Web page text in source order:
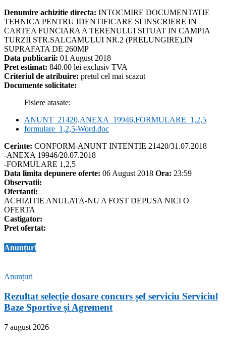
Denumire achizitie directa: INTOCMIRE DOCUMENTATIE
TEHNICA PENTRU IDENTIFICARE SI INSCRIERE IN
CARTEA FUNCIARA A TERENULUI SITUAT IN CAMPIA
TURZII STR.SALCAMULUI NR.2 (PRELUNGIRE),IN
SUPRAFATA DE 260MP
Data publicarii: 01 August 2018
Pret estimat: 840.00 lei exclusiv TVA
Criteriul de atribuire: pretul cel mai scazut
Documente solicitate:
Fisiere atasate:
ANUNT_21420,ANEXA_19946,FORMULARE_1,2,5
formulare_1,2,5-Word.doc
Cerinte: CONFORM-ANUNT INTENTIE 21420/31.07.2018
-ANEXA 19946/20.07.2018
-FORMULARE 1,2,5
Data limita depunere oferte: 06 August 2018 Ora: 23:59
Observatii:
Ofertanti:
ACHIZITIE ANULATA-NU A FOST DEPUSA NICI O
OFERTA
Castigator:
Pret ofertat:
Anunțuri
Anunțuri
Rezultat selecție dosare concurs șef serviciu Serviciul
Baze Sportive și Agrement
7 august 2026